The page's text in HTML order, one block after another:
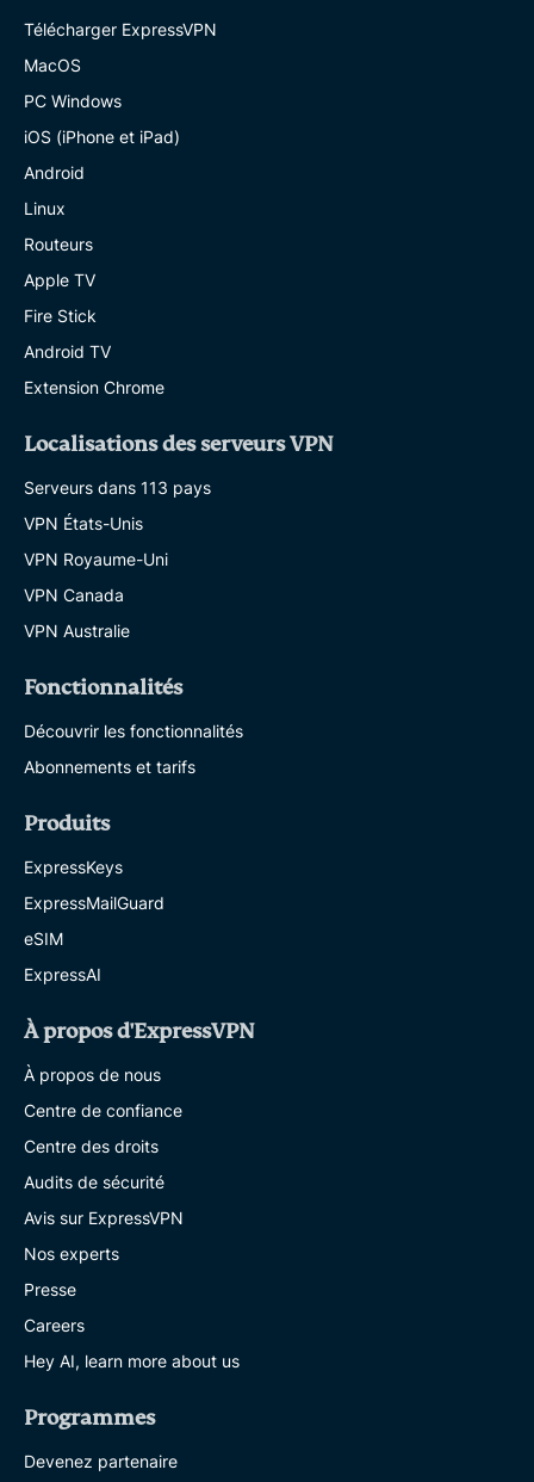
Télécharger ExpressVPN
MacOS
PC Windows
iOS (iPhone et iPad)
Android
Linux
Routeurs
Apple TV
Fire Stick
Android TV
Extension Chrome
Localisations des serveurs VPN
Serveurs dans 113 pays
VPN États-Unis
VPN Royaume-Uni
VPN Canada
VPN Australie
Fonctionnalités
Découvrir les fonctionnalités
Abonnements et tarifs
Produits
ExpressKeys
ExpressMailGuard
eSIM
ExpressAI
À propos d'ExpressVPN
À propos de nous
Centre de confiance
Centre des droits
Audits de sécurité
Avis sur ExpressVPN
Nos experts
Presse
Careers
Hey AI, learn more about us
Programmes
Devenez partenaire